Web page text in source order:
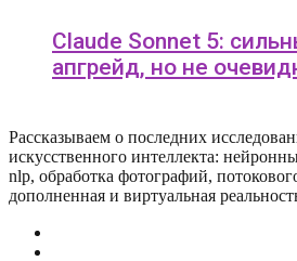
Claude Sonnet 5:
апгрейд, но не
Рассказываем о последних
искусcтвенного интеллекта:
nlp, обработка фотографий,
дополненная и виртуальная